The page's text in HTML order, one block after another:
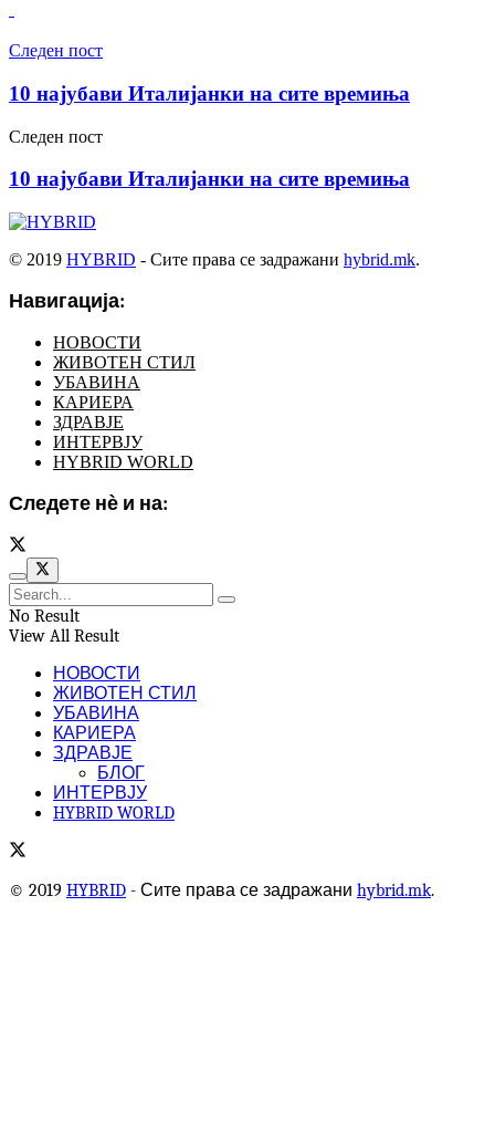
Следен пост
10 најубави Италијанки на сите времиња
Следен пост
10 најубави Италијанки на сите времиња
© 2019 HYBRID - Сите права се задражани hybrid.mk.
Навигација:
НОВОСТИ
ЖИВОТЕН СТИЛ
УБАВИНА
КАРИЕРА
ЗДРАВЈЕ
ИНТЕРВЈУ
HYBRID WORLD
Следете нѐ и на:
No Result
View All Result
НОВОСТИ
ЖИВОТЕН СТИЛ
УБАВИНА
КАРИЕРА
ЗДРАВЈЕ
БЛОГ
ИНТЕРВЈУ
HYBRID WORLD
© 2019 HYBRID - Сите права се задражани hybrid.mk.